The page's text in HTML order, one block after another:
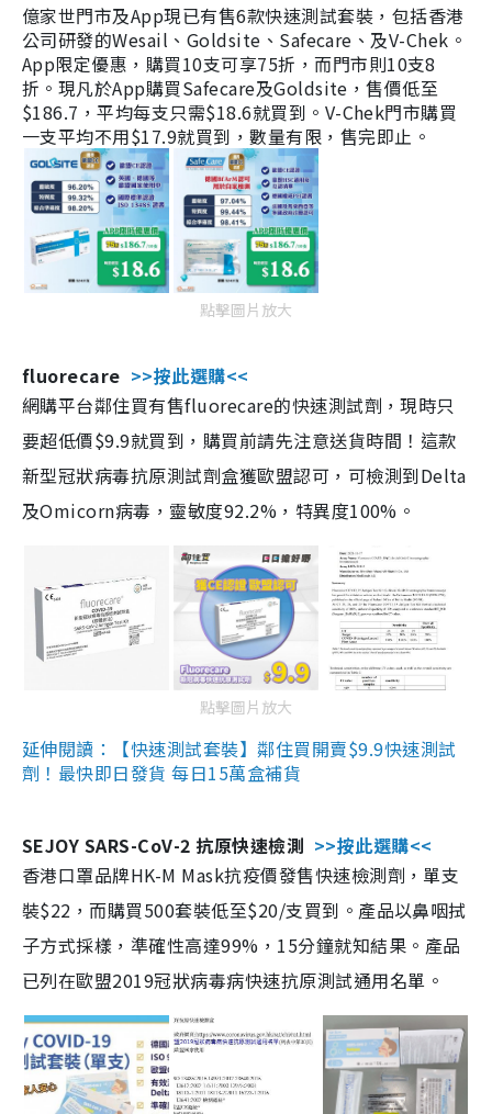
億家世門市及App現已有售6款快速測試套裝，包括香港
公司研發的Wesail、Goldsite、Safecare、及V-Chek。
App限定優惠，購買10支可享75折，而門市則10支8
折。現凡於App購買Safecare及Goldsite，售價低至
$186.7，平均每支只需$18.6就買到。V-Chek門市購買
一支平均不用$17.9就買到，數量有限，售完即止。
點擊圖片放大
fluorecare >>按此選購<<
網購平台鄰住買有售fluorecare的快速測試劑，現時只
要超低價$9.9就買到，購買前請先注意送貨時間！這款
新型冠狀病毒抗原測試劑盒獲歐盟認可，可檢測到Delta
及Omicorn病毒，靈敏度92.2%，特異度100%。
點擊圖片放大
延伸閱讀：【快速測試套裝】鄰住買開賣$9.9快速測試
劑！最快即日發貨 每日15萬盒補貨
SEJOY SARS-CoV-2 抗原快速檢測 >>按此選購<<
香港口罩品牌HK-M Mask抗疫價發售快速檢測劑，單支
裝$22，而購買500套裝低至$20/支買到。產品以鼻咽拭
子方式採樣，準確性高達99%，15分鐘就知結果。產品
已列在歐盟2019冠狀病毒病快速抗原測試通用名單。